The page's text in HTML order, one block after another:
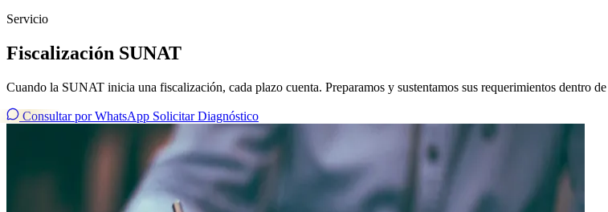
Servicio
Fiscalización SUNAT
Cuando la SUNAT inicia una fiscalización, cada plazo cuenta. Preparamos y sustentamos sus requerimientos dentro
Consultar por WhatsApp Solicitar Diagnóstico